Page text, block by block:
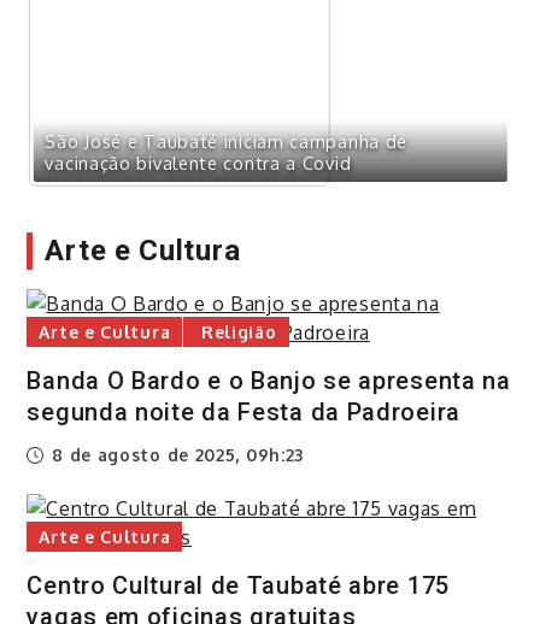
São José e Taubaté iniciam campanha de
vacinação bivalente contra a Covid
Arte e Cultura
Arte e Cultura Religião
Banda O Bardo e o Banjo se apresenta na
segunda noite da Festa da Padroeira
8 de agosto de 2025, 09h:23
Arte e Cultura
Centro Cultural de Taubaté abre 175
vagas em oficinas gratuitas